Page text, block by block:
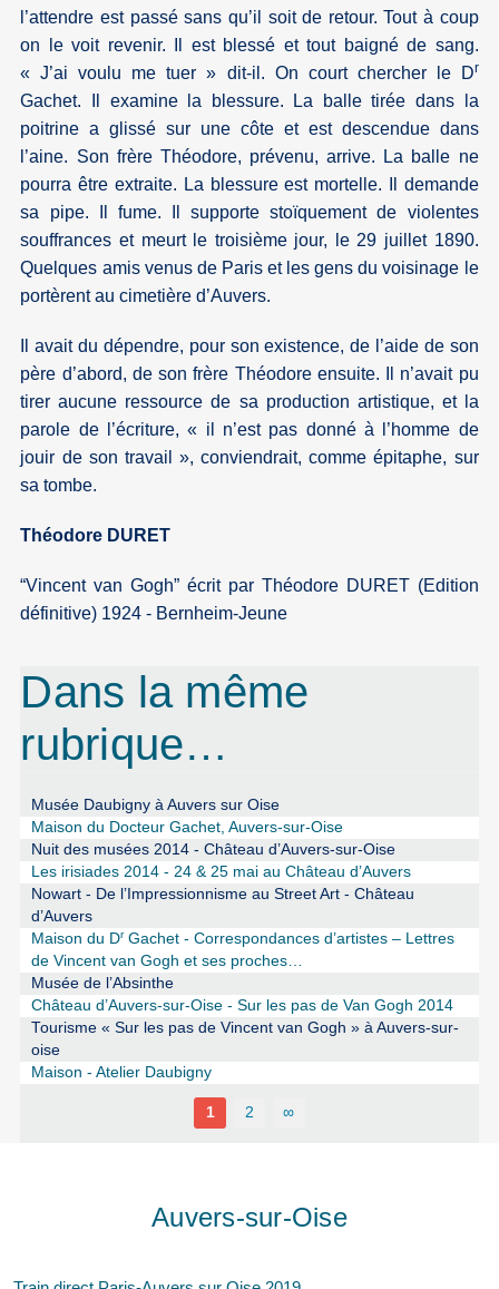
l’attendre est passé sans qu’il soit de retour. Tout à coup
on le voit revenir. Il est blessé et tout baigné de sang.
« J’ai voulu me tuer » dit-il. On court chercher le Dr
Gachet. Il examine la blessure. La balle tirée dans la
poitrine a glissé sur une côte et est descendue dans
l’aine. Son frère Théodore, prévenu, arrive. La balle ne
pourra être extraite. La blessure est mortelle. Il demande
sa pipe. Il fume. Il supporte stoïquement de violentes
souffrances et meurt le troisième jour, le 29 juillet 1890.
Quelques amis venus de Paris et les gens du voisinage le
portèrent au cimetière d’Auvers.
Il avait du dépendre, pour son existence, de l’aide de son
père d’abord, de son frère Théodore ensuite. Il n’avait pu
tirer aucune ressource de sa production artistique, et la
parole de l’écriture, « il n’est pas donné à l’homme de
jouir de son travail », conviendrait, comme épitaphe, sur
sa tombe.
Théodore DURET
“Vincent van Gogh” écrit par Théodore DURET (Edition
définitive) 1924 - Bernheim-Jeune
Dans la même
rubrique…
Musée Daubigny à Auvers sur Oise
Maison du Docteur Gachet, Auvers-sur-Oise
Nuit des musées 2014 - Château d’Auvers-sur-Oise
Les irisiades 2014 - 24 & 25 mai au Château d’Auvers
Nowart - De l’Impressionnisme au Street Art - Château
d’Auvers
Maison du DrGachet - Correspondances d’artistes – Lettres
de Vincent van Gogh et ses proches…
Musée de l’Absinthe
Château d’Auvers-sur-Oise - Sur les pas de Van Gogh 2014
Tourisme « Sur les pas de Vincent van Gogh » à Auvers-sur-
oise
Maison - Atelier Daubigny
1 2 ∞
Auvers-sur-Oise